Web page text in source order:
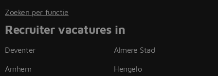
Zoeken per functie
Recruiter vacatures in
Deventer
Arnhem
Almere Stad
Hengelo